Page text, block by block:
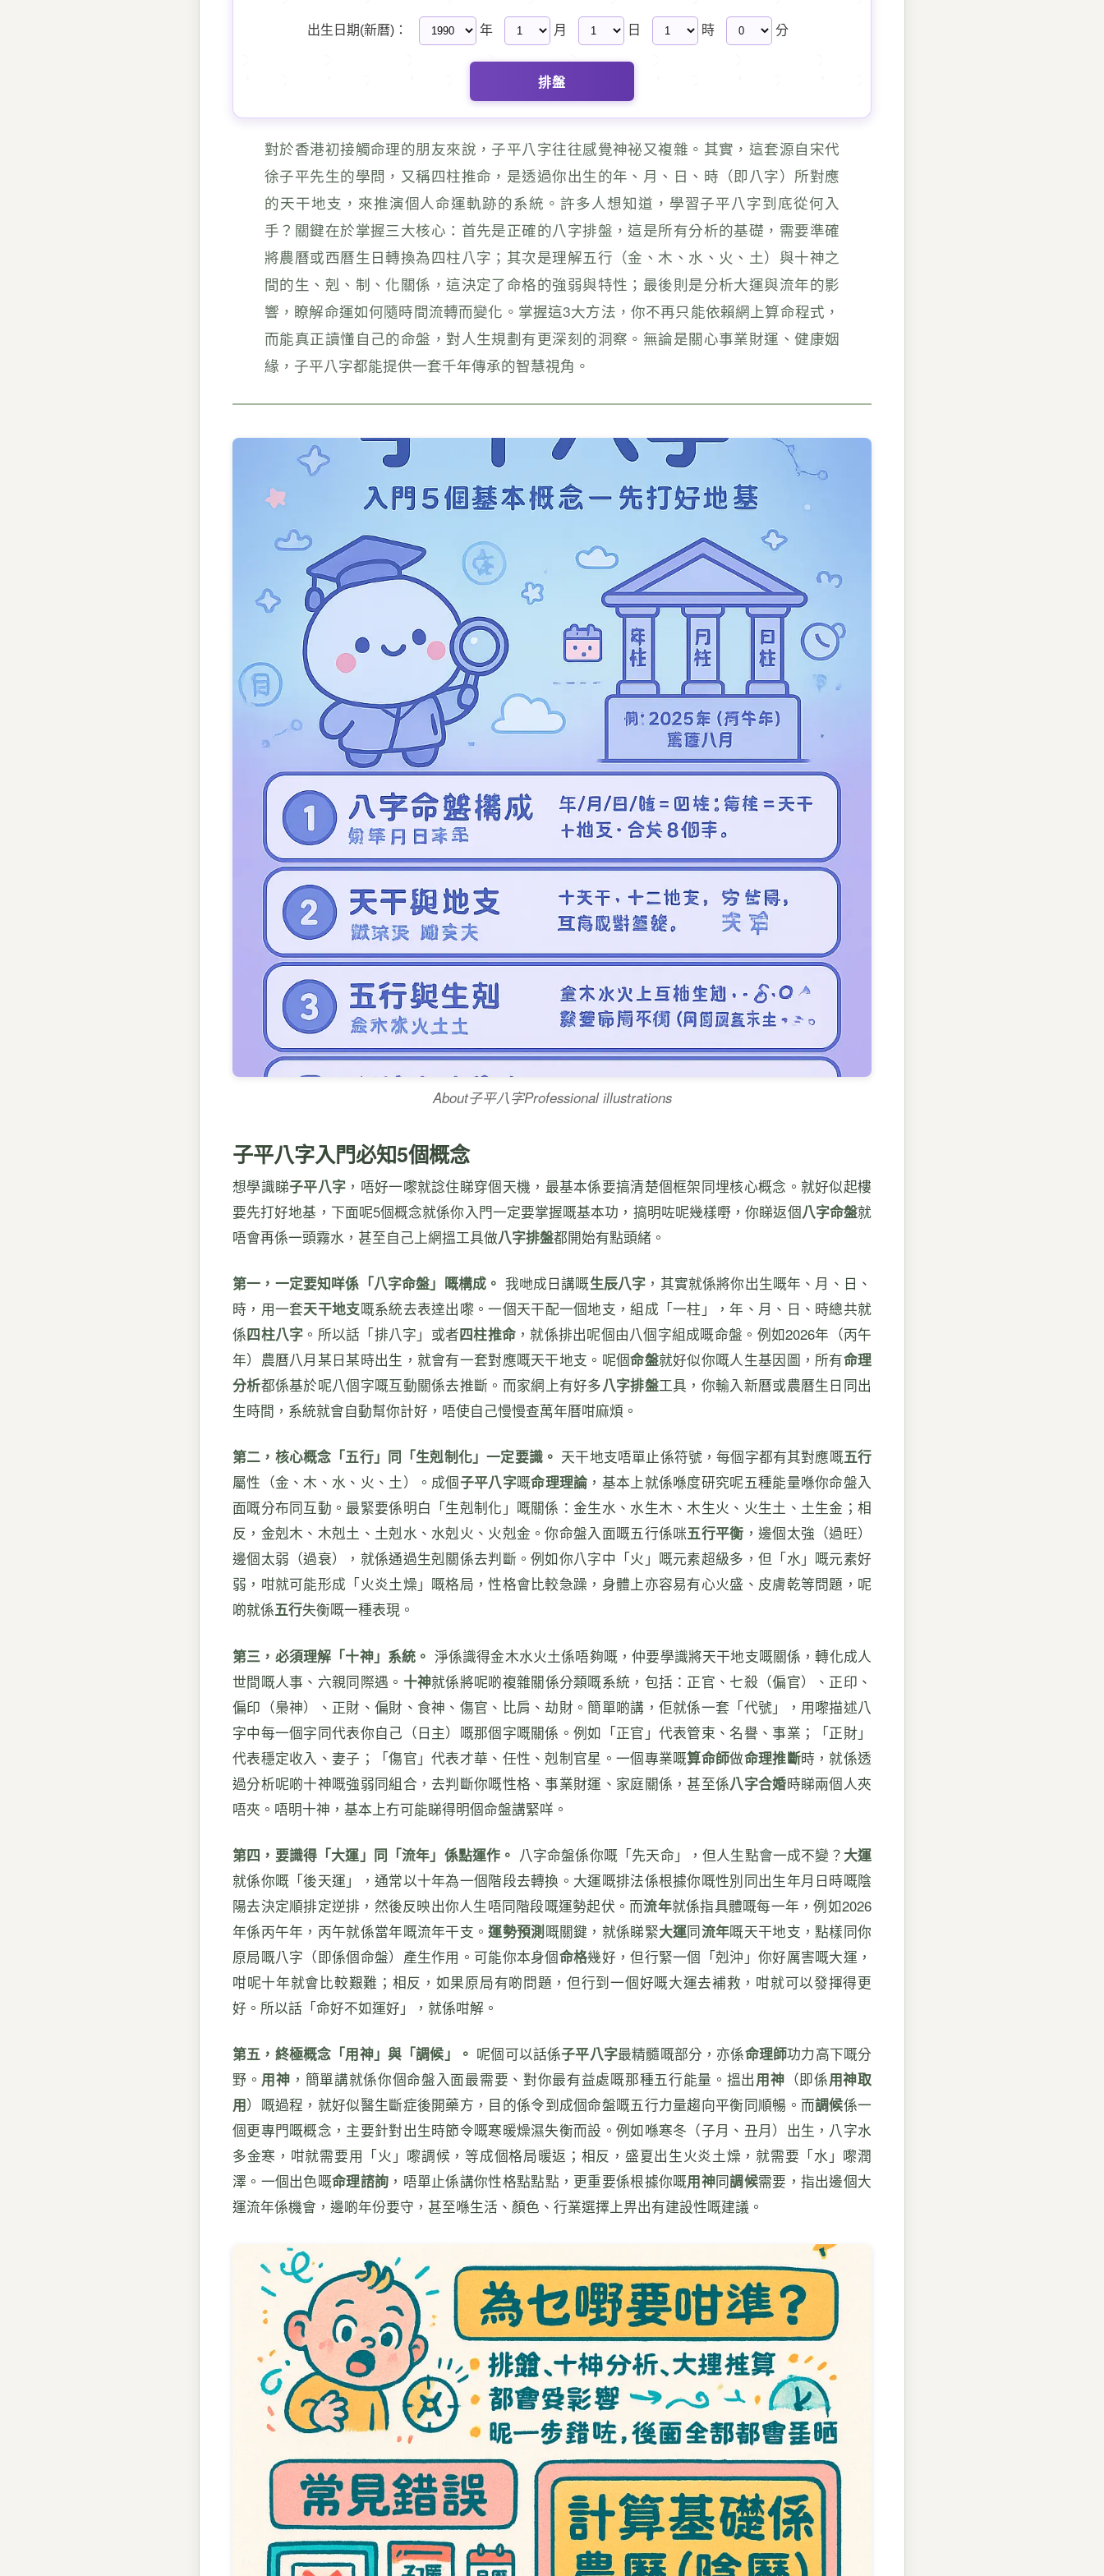
出生日期(新曆)： 年 月 日 時 分
排盤
對於香港初接觸命理的朋友來說，子平八字往往感覺神祕又複雜。其實，這套源自宋代
徐子平先生的學問，又稱四柱推命，是透過你出生的年、月、日、時（即八字）所對應
的天干地支，來推演個人命運軌跡的系統。許多人想知道，學習子平八字到底從何入
手？關鍵在於掌握三大核心：首先是正確的八字排盤，這是所有分析的基礎，需要準確
將農曆或西曆生日轉換為四柱八字；其次是理解五行（金、木、水、火、土）與十神之
間的生、剋、制、化關係，這決定了命格的強弱與特性；最後則是分析大運與流年的影
響，瞭解命運如何隨時間流轉而變化。掌握這3大方法，你不再只能依賴網上算命程式，
而能真正讀懂自己的命盤，對人生規劃有更深刻的洞察。無論是關心事業財運、健康姻
緣，子平八字都能提供一套千年傳承的智慧視角。
About子平八字Professional illustrations
子平八字入門必知5個概念
想學識睇子平八字 ，唔好一嚟就諗住睇穿個天機，最基本係要搞清楚個框架同埋核心概念。就好似起樓
要先打好地基，下面呢5個概念就係你入門一定要掌握嘅基本功，搞明咗呢幾樣嘢，你睇返個八字命盤就
唔會再係一頭霧水，甚至自己上網搵工具做八字排盤都開始有點頭緒。
第一，一定要知咩係「八字命盤」嘅構成。 我哋成日講嘅生辰八字 ，其實就係將你出生嘅年、月、日、
時，用一套天干地支嘅系統去表達出嚟。一個天干配一個地支，組成「一柱」，年、月、日、時總共就
係四柱八字 。所以話「排八字」或者四柱推命 ，就係排出呢個由八個字組成嘅命盤。例如2026年（丙午
年）農曆八月某日某時出生，就會有一套對應嘅天干地支。呢個命盤就好似你嘅人生基因圖，所有命理
分析都係基於呢八個字嘅互動關係去推斷。而家網上有好多八字排盤工具，你輸入新曆或農曆生日同出
生時間，系統就會自動幫你計好，唔使自己慢慢查萬年曆咁麻煩。
第二，核心概念「五行」同「生剋制化」一定要識。 天干地支唔單止係符號，每個字都有其對應嘅五行
屬性（金、木、水、火、土）。成個子平八字嘅命理理論 ，基本上就係喺度研究呢五種能量喺你命盤入
面嘅分布同互動。最緊要係明白「生剋制化」嘅關係：金生水、水生木、木生火、火生土、土生金；相
反，金剋木、木剋土、土剋水、水剋火、火剋金。你命盤入面嘅五行係咪五行平衡 ，邊個太強（過旺）
邊個太弱（過衰），就係通過生剋關係去判斷。例如你八字中「火」嘅元素超級多，但「水」嘅元素好
弱，咁就可能形成「火炎土燥」嘅格局，性格會比較急躁，身體上亦容易有心火盛、皮膚乾等問題，呢
啲就係五行失衡嘅一種表現。
第三，必須理解「十神」系統。 淨係識得金木水火土係唔夠嘅，仲要學識將天干地支嘅關係，轉化成人
世間嘅人事、六親同際遇。 十神就係將呢啲複雜關係分類嘅系統，包括：正官、七殺（偏官）、正印、
偏印（梟神）、正財、偏財、食神、傷官、比肩、劫財。簡單啲講，佢就係一套「代號」，用嚟描述八
字中每一個字同代表你自己（日主）嘅那個字嘅關係。例如「正官」代表管束、名譽、事業；「正財」
代表穩定收入、妻子；「傷官」代表才華、任性、剋制官星。一個專業嘅算命師做命理推斷時，就係透
過分析呢啲十神嘅強弱同組合，去判斷你嘅性格、事業財運、家庭關係，甚至係八字合婚時睇兩個人夾
唔夾。唔明十神，基本上冇可能睇得明個命盤講緊咩。
第四，要識得「大運」同「流年」係點運作。 八字命盤係你嘅「先天命」，但人生點會一成不變？ 大運
就係你嘅「後天運」，通常以十年為一個階段去轉換。大運嘅排法係根據你嘅性別同出生年月日時嘅陰
陽去決定順排定逆排，然後反映出你人生唔同階段嘅運勢起伏。而流年就係指具體嘅每一年，例如2026
年係丙午年，丙午就係當年嘅流年干支。運勢預測嘅關鍵，就係睇緊大運同流年嘅天干地支，點樣同你
原局嘅八字（即係個命盤）產生作用。可能你本身個命格幾好，但行緊一個「剋沖」你好厲害嘅大運，
咁呢十年就會比較艱難；相反，如果原局有啲問題，但行到一個好嘅大運去補救，咁就可以發揮得更
好。所以話「命好不如運好」，就係咁解。
第五，終極概念「用神」與「調候」。 呢個可以話係子平八字最精髓嘅部分，亦係命理師功力高下嘅分
野。 用神 ，簡單講就係你個命盤入面最需要、對你最有益處嘅那種五行能量。搵出用神 （即係用神取
用）嘅過程，就好似醫生斷症後開藥方，目的係令到成個命盤嘅五行力量趨向平衡同順暢。而調候係一
個更專門嘅概念，主要針對出生時節令嘅寒暖燥濕失衡而設。例如喺寒冬（子月、丑月）出生，八字水
多金寒，咁就需要用「火」嚟調候，等成個格局暖返；相反，盛夏出生火炎土燥，就需要「水」嚟潤
澤。一個出色嘅命理諮詢 ，唔單止係講你性格點點點，更重要係根據你嘅用神同調候需要，指出邊個大
運流年係機會，邊啲年份要守，甚至喺生活、顏色、行業選擇上畀出有建設性嘅建議。